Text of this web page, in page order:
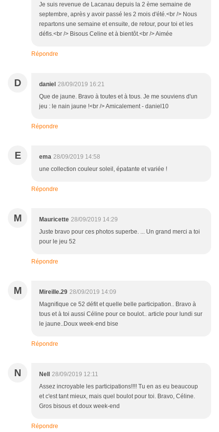
Je suis revenue de Lacanau depuis la 2 ème semaine de
septembre, après y avoir passé les 2 mois d'été.<br /> Nous
repartons une semaine et ensuite, de retour, pour toi et les
défis.<br /> Bisous Celine et à bientôt.<br /> Aimée
Répondre
D daniel 28/09/2019 16:21
Que de jaune. Bravo à toutes et à tous. Je me souviens d'un
jeu : le nain jaune !<br /> Amicalement - daniel10
Répondre
E ema 28/09/2019 14:58
une collection couleur soleil, épatante et variée !
Répondre
M Mauricette 28/09/2019 14:29
Juste bravo pour ces photos superbe. ... Un grand merci a toi
pour le jeu 52
Répondre
M Mireille.29 28/09/2019 14:09
Magnifique ce 52 défit et quelle belle participation.. Bravo à
tous et à toi aussi Céline pour ce boulot.. article pour lundi sur
le jaune..Doux week-end bise
Répondre
N Nell
28/09/2019 12:11
Assez incroyable les participations!!!! Tu en as eu beaucoup
et c'est tant mieux, mais quel boulot pour toi. Bravo, Céline.
Gros bisous et doux week-end
Répondre